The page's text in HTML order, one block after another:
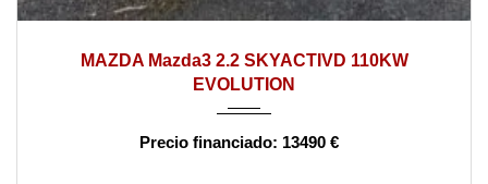
MAZDA Mazda3 2.2 SKYACTIVD 110KW
EVOLUTION
13490 €